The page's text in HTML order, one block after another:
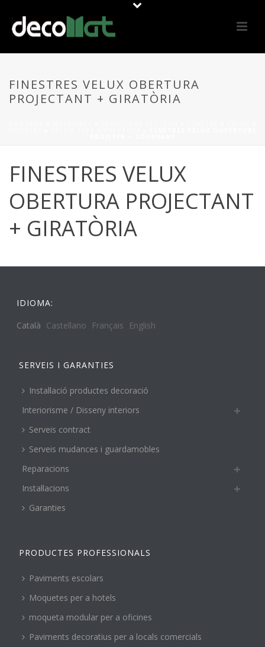
FINESTRES VELUX OBERTURA
PROJECTANT + GIRATÒRIA
FINESTRES VELUX
OBERTURA PROJECTANT
+ GIRATÒRIA
IDIOMA:
Català Castellano Français English
SERVEIS I GARANTIES
Instal·lació productes decoració
Interiorisme / Disseny interiors
Serveis contract
Serveis mudances i guardamobles
Reparacions
Instal·lacions
Garanties
PRODUCTES PROFESSIONALS
Paviments escolars
Moquetes per a hotels
moqueta modular per a oficines
Paviments decoratius per a locals comercials